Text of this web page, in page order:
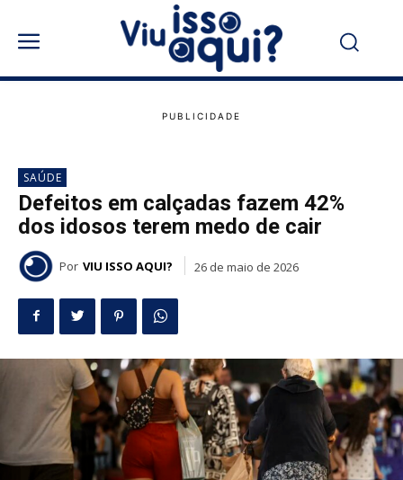
SAÚDE
Defeitos em calçadas fazem 42%
dos idosos terem medo de cair
Por VIU ISSO AQUI? 26 de maio de 2026